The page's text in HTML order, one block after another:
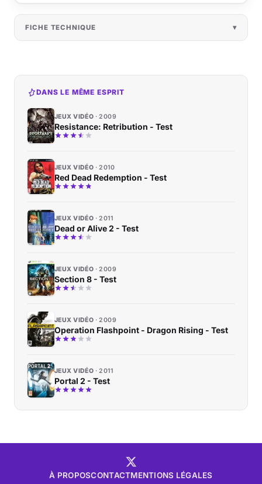
FICHE TECHNIQUE
DANS LE MÊME ESPRIT
JEUX VIDÉO 2009
Resistance: Retribution - Test
JEUX VIDÉO 2010
Red Dead Redemption - Test
JEUX VIDÉO 2011
Dead or Alive 2 - Test
JEUX VIDÉO 2009
Section 8 - Test
JEUX VIDÉO 2009
Operation Flashpoint - Dragon Rising - Test
JEUX VIDÉO 2011
Portal 2 - Test
À PROPOSCONTACTMENTIONS LÉGALES